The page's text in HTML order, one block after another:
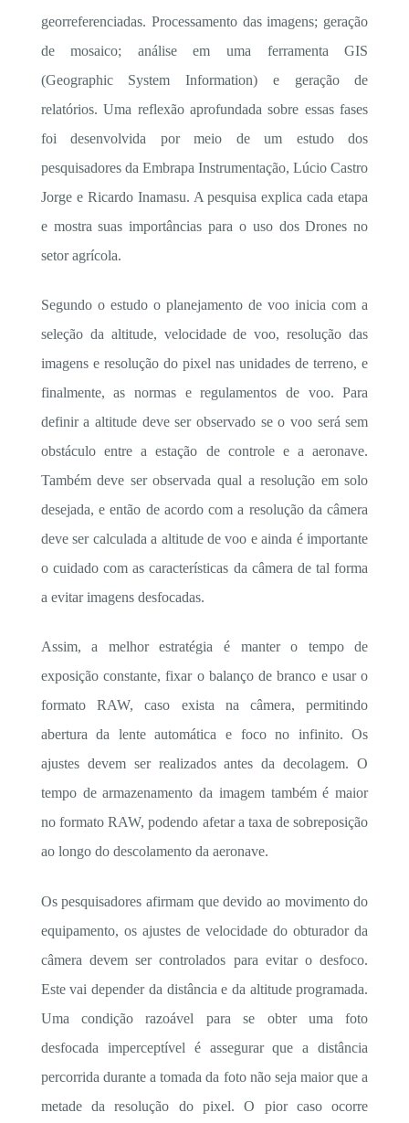
georreferenciadas. Processamento das imagens; geração
de mosaico; análise em uma ferramenta GIS
(Geographic System Information) e geração de
relatórios. Uma reflexão aprofundada sobre essas fases
foi desenvolvida por meio de um estudo dos
pesquisadores da Embrapa Instrumentação, Lúcio Castro
Jorge e Ricardo Inamasu. A pesquisa explica cada etapa
e mostra suas importâncias para o uso dos Drones no
setor agrícola.
Segundo o estudo o planejamento de voo inicia com a
seleção da altitude, velocidade de voo, resolução das
imagens e resolução do pixel nas unidades de terreno, e
finalmente, as normas e regulamentos de voo. Para
definir a altitude deve ser observado se o voo será sem
obstáculo entre a estação de controle e a aeronave.
Também deve ser observada qual a resolução em solo
desejada, e então de acordo com a resolução da câmera
deve ser calculada a altitude de voo e ainda é importante
o cuidado com as características da câmera de tal forma
a evitar imagens desfocadas.
Assim, a melhor estratégia é manter o tempo de
exposição constante, fixar o balanço de branco e usar o
formato RAW, caso exista na câmera, permitindo
abertura da lente automática e foco no infinito. Os
ajustes devem ser realizados antes da decolagem. O
tempo de armazenamento da imagem também é maior
no formato RAW, podendo afetar a taxa de sobreposição
ao longo do descolamento da aeronave.
Os pesquisadores afirmam que devido ao movimento do
equipamento, os ajustes de velocidade do obturador da
câmera devem ser controlados para evitar o desfoco.
Este vai depender da distância e da altitude programada.
Uma condição razoável para se obter uma foto
desfocada imperceptível é assegurar que a distância
percorrida durante a tomada da foto não seja maior que a
metade da resolução do pixel. O pior caso ocorre